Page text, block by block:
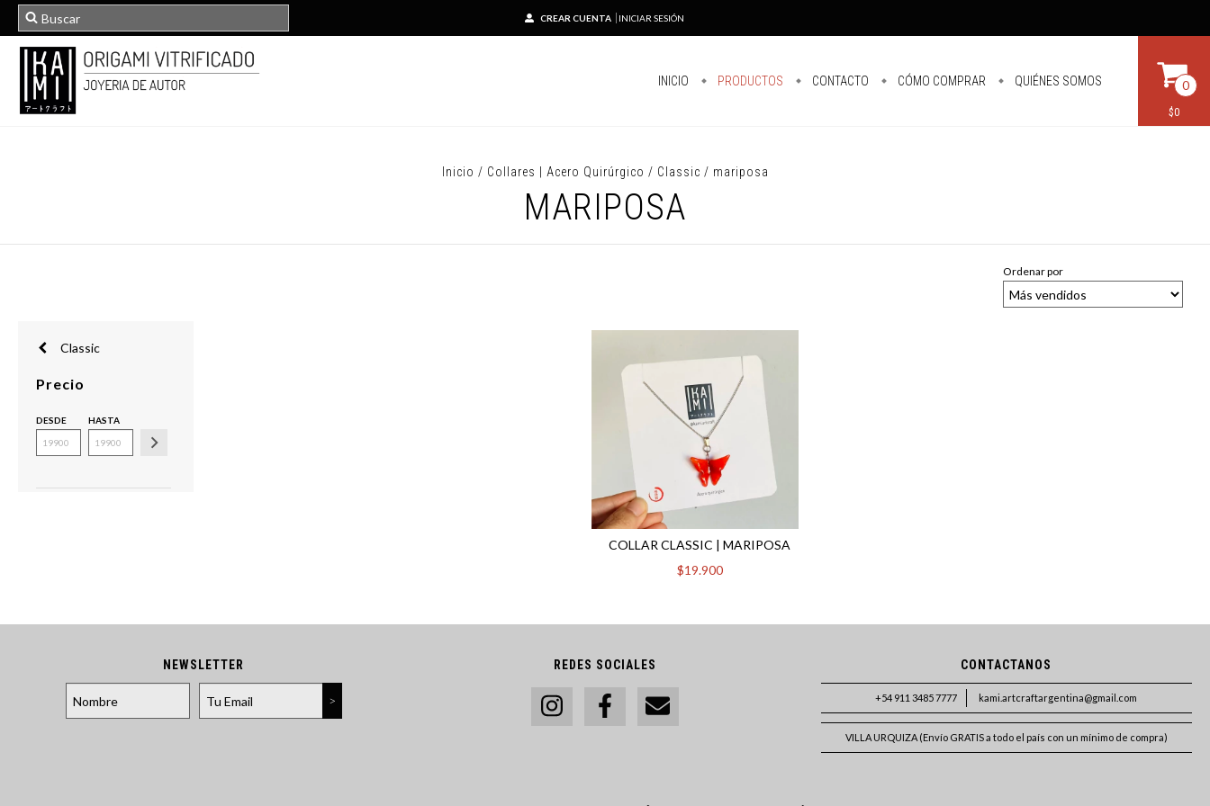
CREAR CUENTA INICIAR SESIÓN
INICIO PRODUCTOS CONTACTO CÓMO COMPRAR QUIÉNES SOMOS 0
$0
Inicio / Collares | Acero Quirúrgico / Classic / mariposa
MARIPOSA
Ordenar por
Classic
Precio
DESDE HASTA
COLLAR CLASSIC | MARIPOSA
$19.900
NEWSLETTER REDES SOCIALES CONTACTANOS
+54 911 3485 7777 kami.artcraftargentina@gmail.com
VILLA URQUIZA (Envío GRATIS a todo el país con un mínimo de compra)